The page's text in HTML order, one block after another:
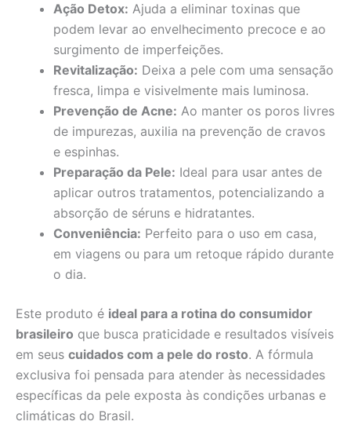
Ação Detox: Ajuda a eliminar toxinas que
podem levar ao envelhecimento precoce e ao
surgimento de imperfeições.
Revitalização: Deixa a pele com uma sensação
fresca, limpa e visivelmente mais luminosa.
Prevenção de Acne: Ao manter os poros livres
de impurezas, auxilia na prevenção de cravos
e espinhas.
Preparação da Pele: Ideal para usar antes de
aplicar outros tratamentos, potencializando a
absorção de séruns e hidratantes.
Conveniência: Perfeito para o uso em casa,
em viagens ou para um retoque rápido durante
o dia.
Este produto é ideal para a rotina do consumidor
brasileiro que busca praticidade e resultados visíveis
em seus cuidados com a pele do rosto. A fórmula
exclusiva foi pensada para atender às necessidades
específicas da pele exposta às condições urbanas e
climáticas do Brasil.